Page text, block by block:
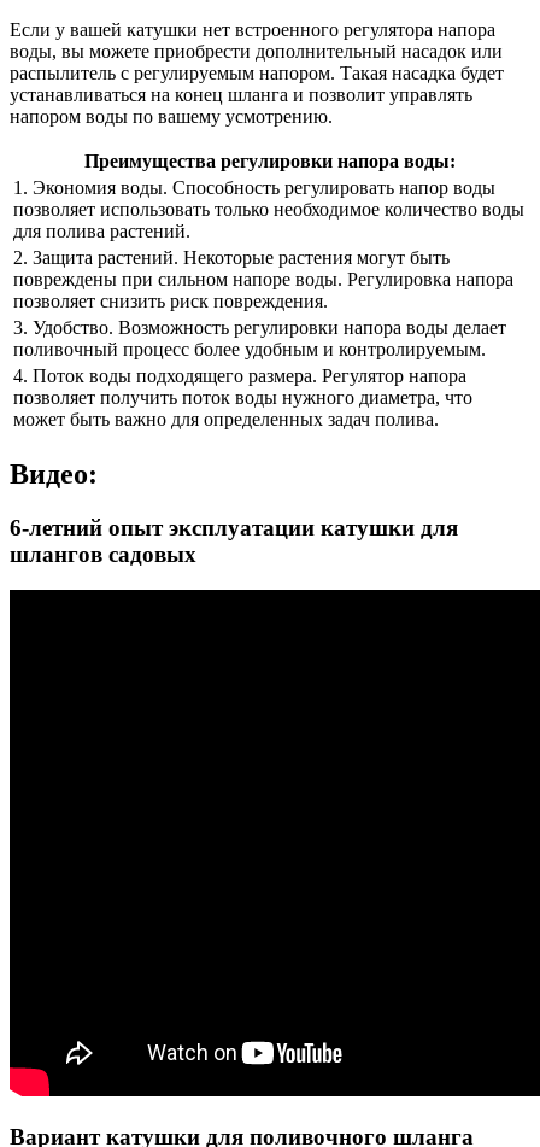
Если у вашей катушки нет встроенного регулятора напора
воды, вы можете приобрести дополнительный насадок или
распылитель с регулируемым напором. Такая насадка будет
устанавливаться на конец шланга и позволит управлять
напором воды по вашему усмотрению.
Преимущества регулировки напора воды:
1. Экономия воды. Способность регулировать напор воды
позволяет использовать только необходимое количество воды
для полива растений.
2. Защита растений. Некоторые растения могут быть
повреждены при сильном напоре воды. Регулировка напора
позволяет снизить риск повреждения.
3. Удобство. Возможность регулировки напора воды делает
поливочный процесс более удобным и контролируемым.
4. Поток воды подходящего размера. Регулятор напора
позволяет получить поток воды нужного диаметра, что
может быть важно для определенных задач полива.
Видео:
6-летний опыт эксплуатации катушки для
шлангов садовых
Вариант катушки для поливочного шланга